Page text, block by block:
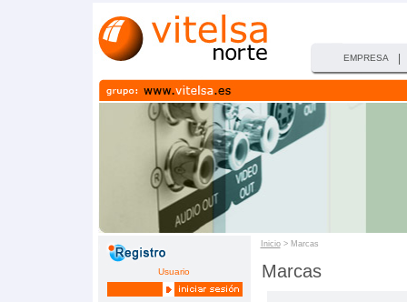
EMPRESA
Usuario
Inicio> Marcas
Marcas